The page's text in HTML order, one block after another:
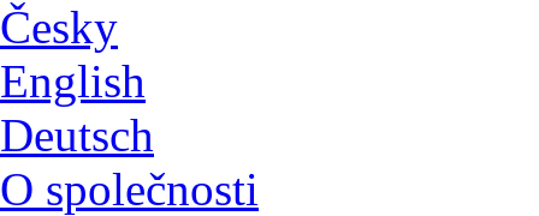
Česky
English
Deutsch
O společnosti